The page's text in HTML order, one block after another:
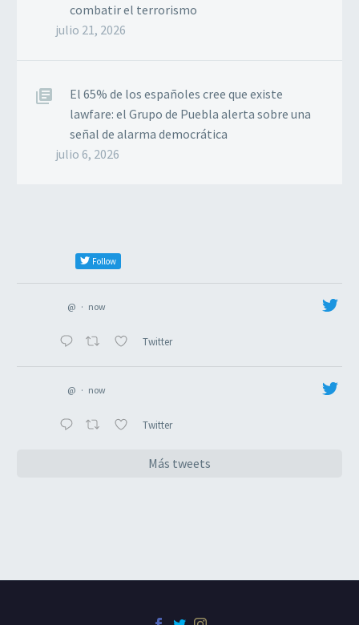
combatir el terrorismo
julio 21, 2026
El 65% de los españoles cree que existe
lawfare: el Grupo de Puebla alerta sobre una
señal de alarma democrática
julio 6, 2026
Follow
@ · now
Twitter
@ · now
Twitter
Más tweets